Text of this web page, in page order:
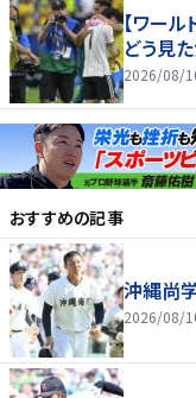
【ワー
どう見た
2026/08/
おすすめの記事
沖縄尚
2026/08/